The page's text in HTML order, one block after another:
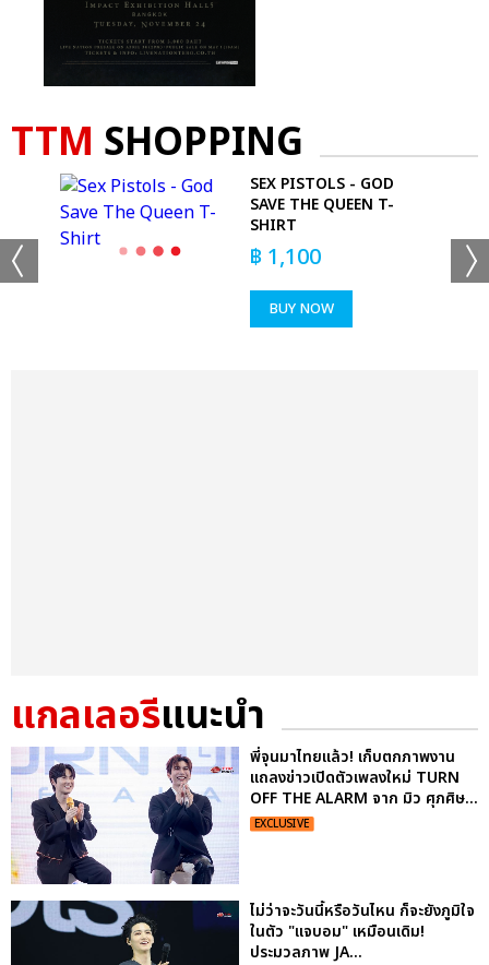
TTM SHOPPING
SEX PISTOLS - GOD
SAVE THE QUEEN T-
SHIRT
฿ 1,100
BUY NOW
แกลเลอรีแนะนำ
พี่จุนมาไทยแล้ว! เก็บตกภาพงาน
แถลงข่าวเปิดตัวเพลงใหม่ TURN
OFF THE ALARM จาก มิว ศุภศิษ...
EXCLUSIVE
ไม่ว่าจะวันนี้หรือวันไหน ก็จะยังภูมิใจ
ในตัว "แจบอม" เหมือนเดิม!
ประมวลภาพ JA...